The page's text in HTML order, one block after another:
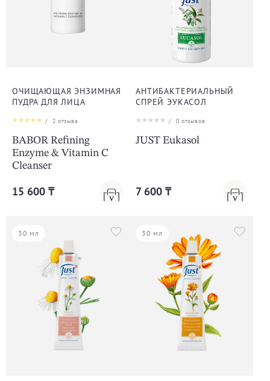
ОЧИЩАЮЩАЯ ЭНЗИМНАЯ
ПУДРА ДЛЯ ЛИЦА
/ 2 отзыва
BABOR Refining
Enzyme & Vitamin C
Cleanser
15 600 ₸
АНТИБАКТЕРИАЛЬНЫЙ
СПРЕЙ ЭУКАСОЛ
/ 0 отзывов
JUST Eukasol
7 600 ₸
30 мл 30 мл